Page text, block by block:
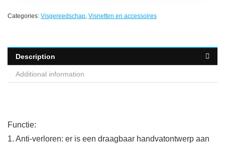
Categories: Visgereedschap, Visnetten en accessoires
Description
Additional information
Functie:
1. Anti-verloren: er is een draagbaar handvatontwerp aan